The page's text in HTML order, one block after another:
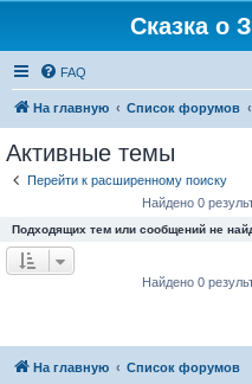
Сказка о
FAQ
На главную Список форумов
Активные темы
Перейти к расширенному поиску
Найдено 0
Подходящих тем или сообщений не
Найдено 0
На главную Список форумов